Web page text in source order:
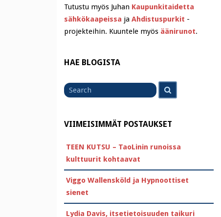
Tutustu myös Juhan Kaupunkitaidetta
sähkökaapeissa ja Ahdistuspurkit -
projekteihin. Kuuntele myös äänirunot.
HAE BLOGISTA
for
VIIMEISIMMÄT POSTAUKSET
TEEN KUTSU – TaoLinin runoissa
kulttuurit kohtaavat
Viggo Wallensköld ja Hypnoottiset
sienet
Lydia Davis, itsetietoisuuden taikuri